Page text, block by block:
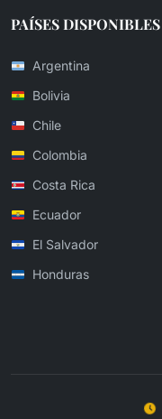
PAÍSES DISPONIBLES
Argentina
Bolivia
Chile
Colombia
Costa Rica
Ecuador
El Salvador
Honduras